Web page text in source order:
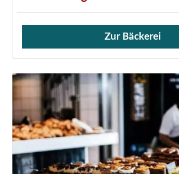
Verkauf von Brötchen,
Zur Bäckerei